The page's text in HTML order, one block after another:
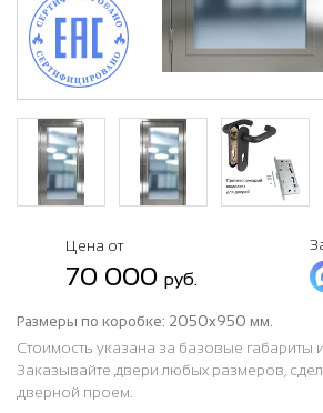
Цена от
70 000руб.
Размеры по коробке: 2050x950 мм.
Стоимость указана за базовые габариты
Заказывайте двери любых размеров,
дверной проем.